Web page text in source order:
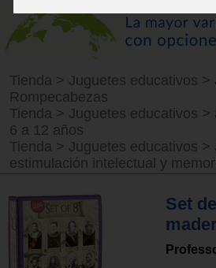
Tienda > Juguetes educativos >
Rompecabezas
Tienda > Juguetes educativos >
6 a 12 años
Tienda > Juguetes educativos >
estimulación intelectual y
Set